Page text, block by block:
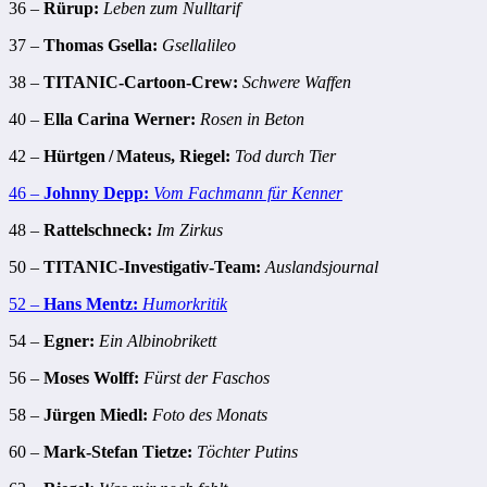
36 – Rürup: Leben zum Nulltarif
37 – Thomas Gsella: Gsellalileo
38 – TITANIC-Cartoon-Crew: Schwere Waffen
40 – Ella Carina Werner: Rosen in Beton
42 – Hürtgen / Mateus, Riegel: Tod durch Tier
46 – Johnny Depp: Vom Fachmann für Kenner
48 – Rattelschneck: Im Zirkus
50 – TITANIC-Investigativ-Team: Auslandsjournal
52 – Hans Mentz: Humorkritik
54 – Egner: Ein Albinobrikett
56 – Moses Wolff: Fürst der Faschos
58 – Jürgen Miedl: Foto des Monats
60 – Mark-Stefan Tietze: Töchter Putins